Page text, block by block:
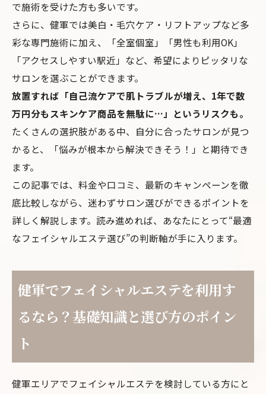
で施術を受けた方も多いです。
さらに、健軍では美白・毛穴ケア・リフトアップなど多
彩な専門施術に加え、「全室個室」「男性も利用OK」
「アクセスしやすい駅近」など、希望によりピッタリな
サロンを選ぶことができます。
放置すれば「自己流ケアで肌トラブルが増え、1年で数
万円分もスキンケア商品を無駄に…」というリスクも。
たくさんの選択肢がある中、自分に合ったサロンが見つ
かると、「悩みが根本から解決できそう！」と期待でき
ます。
この記事では、料金や口コミ、最新のキャンペーンを徹
底比較しながら、迷わずサロン選びができるポイントを
詳しく解説します。読み進めれば、あなたにとって“最適
なフェイシャルエステ選び”の判断軸が手に入ります。
健軍でフェイシャルエステを利用す
るなら？基礎知識と選び方のポイン
ト
健軍エリアでフェイシャルエステを検討している方にと